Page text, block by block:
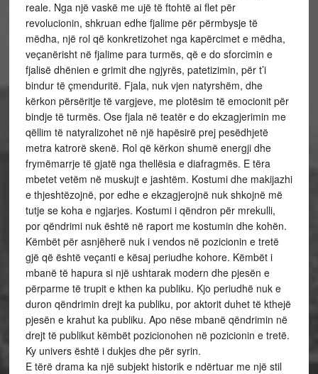
reale. Nga një vaskë me ujë të ftohtë ai flet për
revolucionin, shkruan edhe fjalime për përmbysje të
mëdha, një rol që konkretizohet nga kapërcimet e mëdha,
veçanërisht në fjalime para turmës, që e do sforcimin e
fjalisë dhënien e grimit dhe ngjyrës, patetizimin, për t’i
bindur të çmenduritë. Fjala, nuk vjen natyrshëm, dhe
kërkon përsëritje të vargjeve, me plotësim të emocionit për
bindje të turmës. Ose fjala në teatër e do ekzagjerimin me
qëllim të natyralizohet në një hapësirë prej pesëdhjetë
metra katrorë skenë. Rol që kërkon shumë energji dhe
frymëmarrje të gjatë nga thellësia e diafragmës. E tëra
mbetet vetëm në muskujt e jashtëm. Kostumi dhe makijazhi
e thjeshtëzojnë, por edhe e ekzagjerojnë nuk shkojnë më
tutje se koha e ngjarjes. Kostumi i qëndron për mrekulli,
por qëndrimi nuk është në raport me kostumin dhe kohën.
Këmbët për asnjëherë nuk i vendos në pozicionin e tretë
gjë që është veçanti e kësaj periudhe kohore. Këmbët i
mbanë të hapura si një ushtarak modern dhe pjesën e
përparme të trupit e kthen ka publiku. Kjo periudhë nuk e
duron qëndrimin drejt ka publiku, por aktorit duhet të kthejë
pjesën e krahut ka publiku. Apo nëse mbanë qëndrimin në
drejt të publikut këmbët pozicionohen në pozicionin e tretë.
Ky univers është i dukjes dhe për syrin.
E tërë drama ka një subjekt historik e ndërtuar me një stil